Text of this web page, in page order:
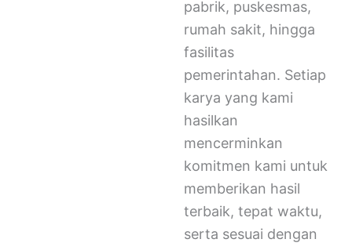
pabrik, puskesmas,
rumah sakit, hingga
fasilitas
pemerintahan. Setiap
karya yang kami
hasilkan
mencerminkan
komitmen kami untuk
memberikan hasil
terbaik, tepat waktu,
serta sesuai dengan